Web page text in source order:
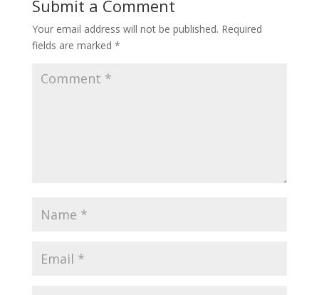
Submit a Comment
Your email address will not be published. Required
fields are marked *